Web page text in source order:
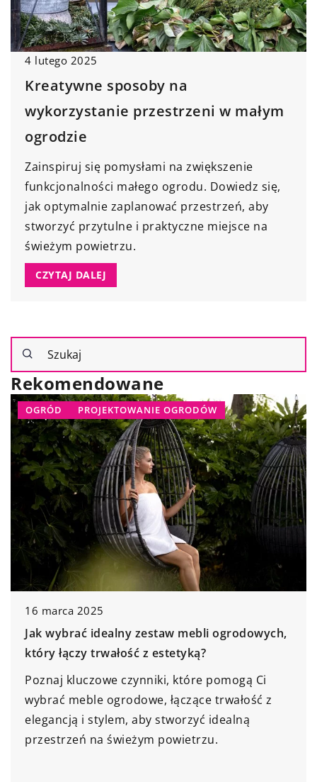
4 lutego 2025
Kreatywne sposoby na
wykorzystanie przestrzeni w małym
ogrodzie
Zainspiruj się pomysłami na zwiększenie
funkcjonalności małego ogrodu. Dowiedz się,
jak optymalnie zaplanować przestrzeń, aby
stworzyć przytulne i praktyczne miejsce na
świeżym powietrzu.
CZYTAJ DALEJ
Rekomendowane
OGRÓD PROJEKTOWANIE OGRODÓW
16 marca 2025
Jak wybrać idealny zestaw mebli ogrodowych,
który łączy trwałość z estetyką?
Poznaj kluczowe czynniki, które pomogą Ci
wybrać meble ogrodowe, łączące trwałość z
elegancją i stylem, aby stworzyć idealną
przestrzeń na świeżym powietrzu.